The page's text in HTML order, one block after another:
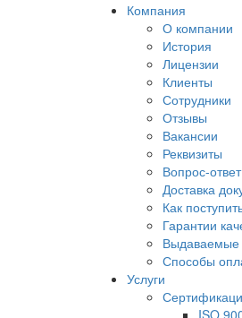
Компания
О компании
История
Лицензии
Клиенты
Сотрудники
Отзывы
Вакансии
Реквизиты
Вопрос-ответ
Доставка
Как
Гарантии
Выдаваемые
Способы
Услуги
ISO